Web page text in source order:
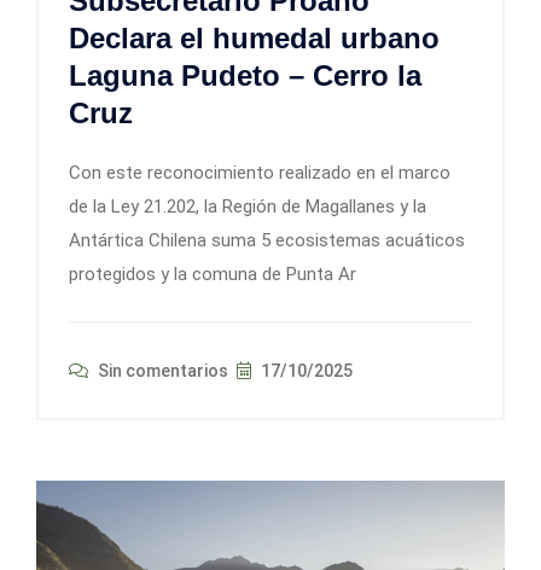
Declara el humedal urbano
Laguna Pudeto – Cerro la
Cruz
​Con este reconocimiento realizado en el marco
de la Ley 21.202, la Región de Magallanes y la
Antártica Chilena suma 5 ecosistemas acuáticos
protegidos y la comuna de Punta Ar
Sin comentarios 17/10/2025